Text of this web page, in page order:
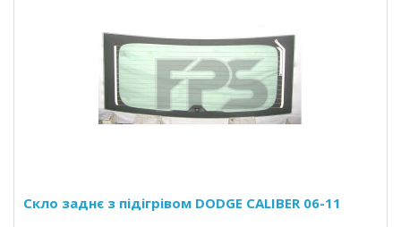
Скло заднє з підігрівом DODGE CALIBER 06-11